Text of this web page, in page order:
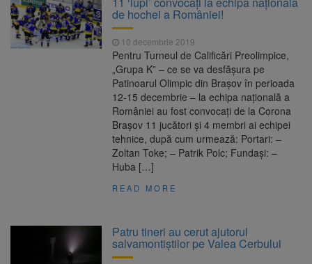
Ormeniș
6 august 2026
AUR a lansat platforma
suspeND.ro pentru urmărirea inițiativei de
suspendare a președintelui Nicușor Dan
Înalta Curte analizează
dosarul lui Călin Georgescu și Horațiu Potra.
Judecătorii decid dacă începe procesul
Strategia națională pentru
biodiversitate 2026-2030, adoptată de Senat.
Proiectul merge la promulgare
de hochei a României!
10 decembrie 2019
Pentru Turneul de Calificări Preolimpice,
„Grupa K” – ce se va desfășura pe
Patinoarul Olimpic din Brașov în perioada
12-15 decembrie – la echipa națională a
României au fost convocați de la Corona
Brașov 11 jucători și 4 membri ai echipei
tehnice, după cum urmează: Portari: –
Zoltan Toke; – Patrik Polc; Fundași: –
Huba […]
READ MORE
Patru tineri au cerut ajutorul
salvamontiștilor pe Valea Cerbului